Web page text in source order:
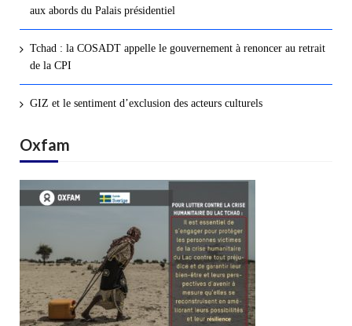
aux abords du Palais présidentiel
Tchad : la COSADT appelle le gouvernement à renoncer au retrait
de la CPI
GIZ et le sentiment d’exclusion des acteurs culturels
Oxfam